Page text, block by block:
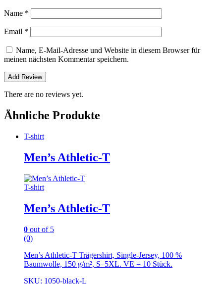
Name *
Email *
Name, E-Mail-Adresse und Website in diesem Browser für
meinen nächsten Kommentar speichern.
There are no reviews yet.
Ähnliche Produkte
T-shirt
Men’s Athletic-T
T-shirt
Men’s Athletic-T
0 out of 5
(0)
Men’s Athletic-T Trägershirt, Single-Jersey, 100 %
Baumwolle, 150 g/m², S–5XL. VE = 10 Stück.
SKU: 1050-black-L